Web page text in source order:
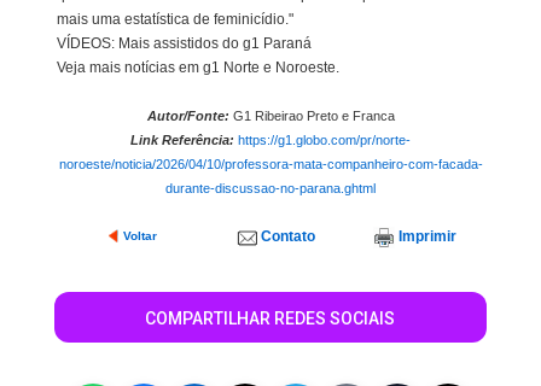
mais uma estatística de feminicídio."
VÍDEOS: Mais assistidos do g1 Paraná
Veja mais notícias em g1 Norte e Noroeste.
Autor/Fonte: G1 Ribeirao Preto e Franca
Link Referência: https://g1.globo.com/pr/norte-
noroeste/noticia/2026/04/10/professora-mata-companheiro-com-facada-
durante-discussao-no-parana.ghtml
Voltar Contato Imprimir
COMPARTILHAR REDES SOCIAIS